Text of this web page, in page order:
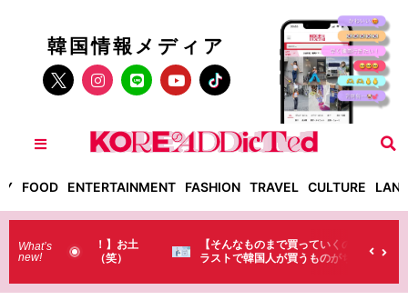
韓国情報メディア
FOOD ENTERTAINMENT FASHION TRAVEL CULTURE
What’s
new!
！】お土
（笑）
【そんなものまで買っていくの？】日本のド
ラストで韓国人が買うものがちょっと…